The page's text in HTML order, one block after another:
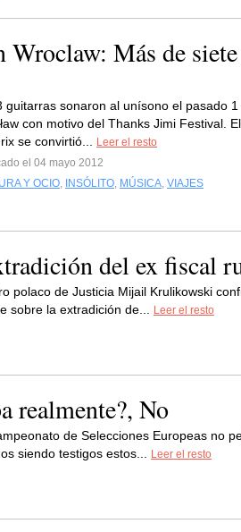
Wroclaw: Más de
guitarras sonaron al unísono el pasado
con motivo del Thanks Jimi Festival.
se convirtió...
Leer el resto
el 04 mayo 2012
Y OCIO, INSÓLITO, MÚSICA, VIAJES
del ex fiscal
polaco de Justicia Mijail Krulikowski
sobre la extradición de...
Leer el resto
realmente?, No
de Selecciones Europeas no
siendo testigos estos...
Leer el resto